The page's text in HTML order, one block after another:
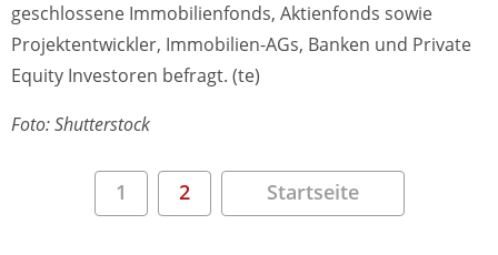
geschlossene Immobilienfonds, Aktienfonds sowie
Projektentwickler, Immobilien-AGs, Banken und Private
Equity Investoren befragt. (te)
Foto: Shutterstock
1 2 Startseite